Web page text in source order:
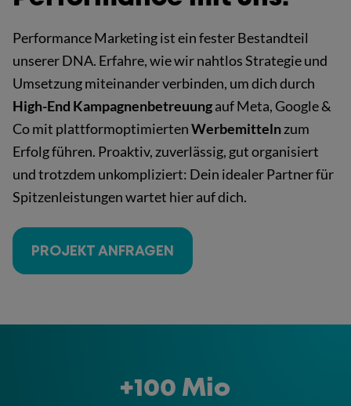
Performance Marketing ist ein fester Bestandteil
unserer DNA. Erfahre, wie wir nahtlos Strategie und
Umsetzung miteinander verbinden, um dich durch
High-End Kampagnenbetreuungauf Meta, Google &
Co mit plattformoptimiertenWerbemittelnzum
Erfolg führen. Proaktiv, zuverlässig, gut organisiert
und trotzdem unkompliziert: Dein idealer Partner für
Spitzenleistungen wartet hier auf dich.
PROJEKT ANFRAGEN
+100 Mio